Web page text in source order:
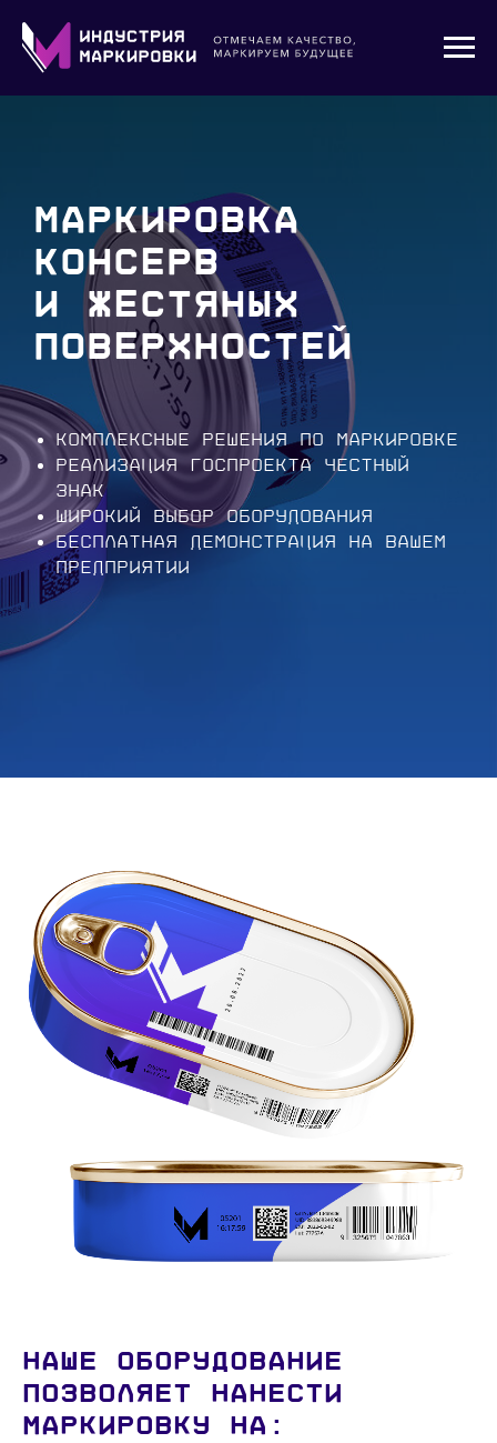
Маркировка
консерв
и жестяных
поверхностей
Комплексные решения по маркировке
Реализация госпроекта ЧЕСТНЫЙ
ЗНАК
Широкий выбор оборудования
Бесплатная демонстрация на вашем
предприятии
Наше оборудование
позволяет нанести
маркировку на: